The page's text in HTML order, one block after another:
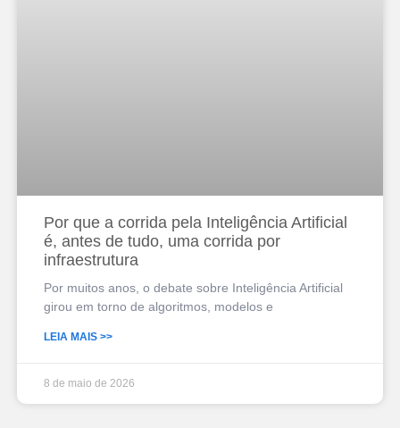
Por que a corrida pela Inteligência Artificial
é, antes de tudo, uma corrida por
infraestrutura
Por muitos anos, o debate sobre Inteligência Artificial
girou em torno de algoritmos, modelos e
LEIA MAIS >>
8 de maio de 2026